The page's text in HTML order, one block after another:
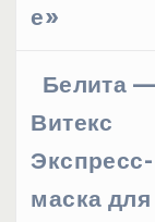
е»
Белита
Витекс
Экспресс-
маска для